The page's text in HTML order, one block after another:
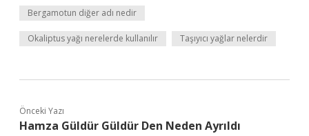
Bergamotun diğer adı nedir
Okaliptus yağı nerelerde kullanılır Taşıyıcı yağlar nelerdir
Önceki Yazı
Hamza Güldür Güldür Den Neden Ayrıldı